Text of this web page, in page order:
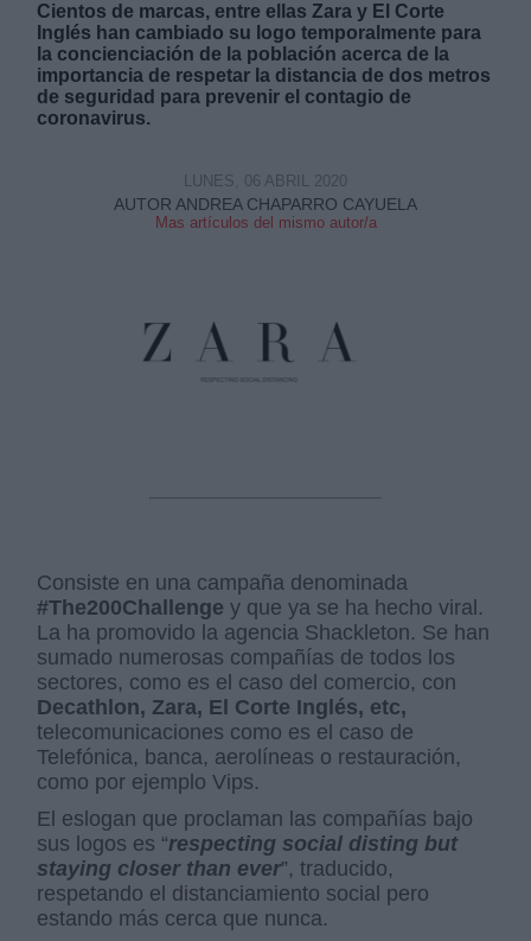
Cientos de marcas, entre ellas Zara y El Corte
Inglés han cambiado su logo temporalmente para
la concienciación de la población acerca de la
importancia de respetar la distancia de dos metros
de seguridad para prevenir el contagio de
coronavirus.
AUTOR ANDREA CHAPARRO CAYUELA
Mas artículos del mismo autor/a
LUNES, 06 ABRIL 2020
Consiste en una campaña denominada
#The200Challengey que ya se ha hecho viral.
La ha promovido la agencia Shackleton. Se han
sumado numerosas compañías de todos los
sectores, como es el caso del comercio, con
Decathlon, Zara, El Corte Inglés, etc,
telecomunicaciones como es el caso de
Telefónica, banca, aerolíneas o restauración,
como por ejemplo Vips.
El eslogan que proclaman las compañías bajo
sus logos es “respecting social disting but
staying closer than ever”, traducido,
respetando el distanciamiento social pero
estando más cerca que nunca.
Destinatarios:
Información adicional